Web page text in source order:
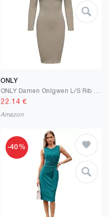
ONLY
22.14 €
Amazon
-40%